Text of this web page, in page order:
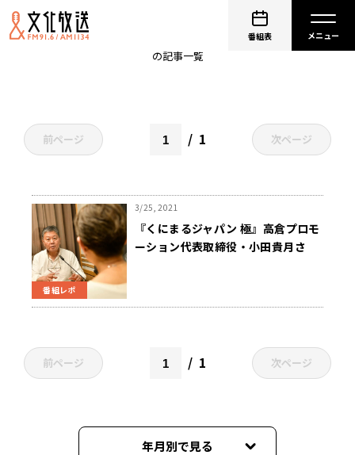
番組表
ロングインタビュー
の記事一覧
前ページ 1 次ページ
番組レポ
3/25, 2021
『くにまるジャパン 極』高倉プロモ
ーション代表取締役・小田貴月さ
前ページ 1 次ページ
年月別で見る